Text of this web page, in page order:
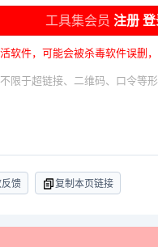
工具集会员 注册 登
软件，可能会被杀毒软件误删
限于超链接、二维码、口令等
馈 复制本页链接